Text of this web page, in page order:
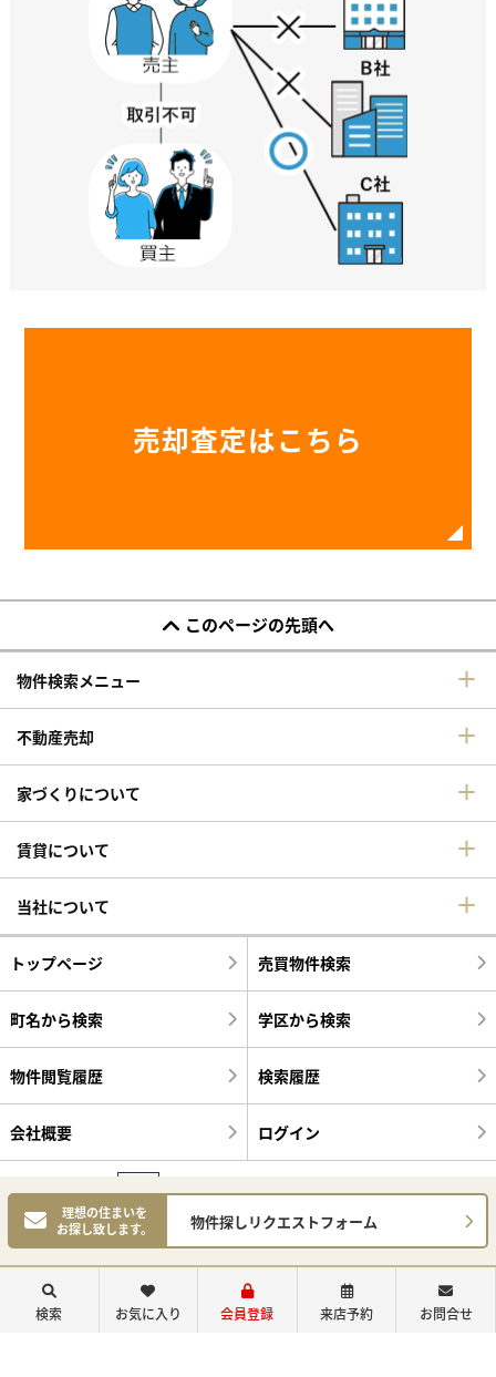
理想の住まいを
お探し致します。
物件探しリクエストフォーム
売却査定はこちら
このページの先頭へ
物件検索メニュー
不動産売却
家づくりについて
賃貸について
当社について
トップページ 売買物件検索
町名から検索 学区から検索
物件閲覧履歴 検索履歴
会社概要 ログイン
049-279-5566
営業時間：9：00～18：00
検索 お気に入り 会員登録 来店予約 お問合せ